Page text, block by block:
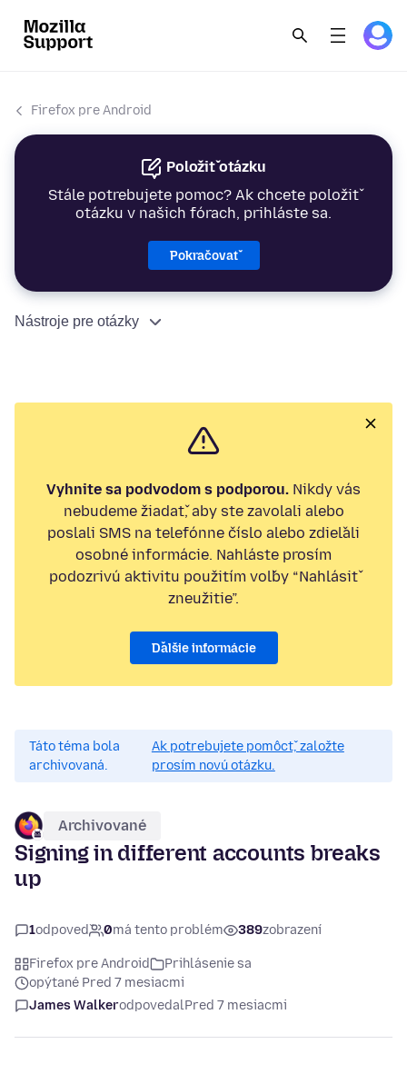
Firefox pre Android
Položiť otázku
Stále potrebujete pomoc? Ak chcete položiť
otázku v našich fórach, prihláste sa.
Pokračovať
Nástroje pre otázky
Vyhnite sa podvodom s podporou. Nikdy vás
nebudeme žiadať, aby ste zavolali alebo
poslali SMS na telefónne číslo alebo zdieľali
osobné informácie. Nahláste prosím
podozrivú aktivitu použitím voľby “Nahlásiť
zneužitie”.
Ďalšie informácie
Táto téma bola
archivovaná.
Ak potrebujete pomôcť, založte
prosím novú otázku.
Archivované
Signing in different accounts breaks
up
1odpoveď 0má tento problém 389zobrazení
Firefox pre Android
Prihlásenie sa
opýtané Pred 7 mesiacmi
James WalkerodpovedalPred 7 mesiacmi